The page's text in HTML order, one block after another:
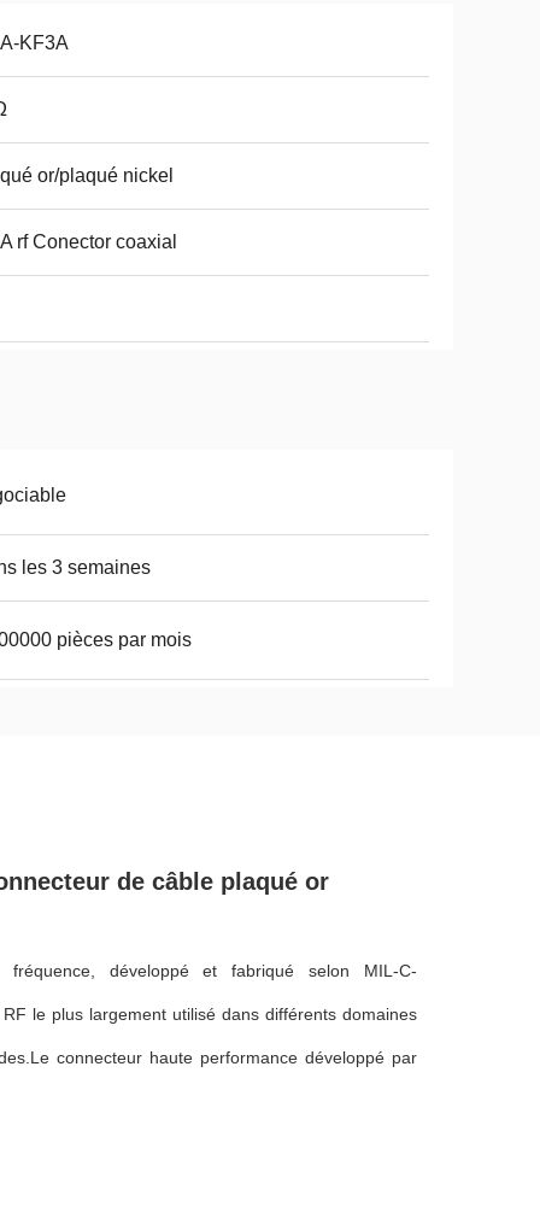
KF3A
or/plaqué nickel
rf Conector coaxial
les 3 semaines
pièces par mois
de câble plaqué or
développé et fabriqué selon MIL-C-
le plus largement utilisé dans différents domaines
connecteur haute performance développé par